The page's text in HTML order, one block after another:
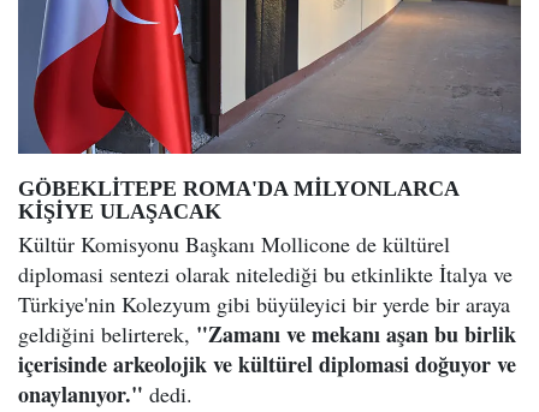
GÖBEKLİTEPE ROMA'DA MİLYONLARCA
KİŞİYE ULAŞACAK
Kültür Komisyonu Başkanı Mollicone de kültürel
diplomasi sentezi olarak nitelediği bu etkinlikte İtalya ve
Türkiye'nin Kolezyum gibi büyüleyici bir yerde bir araya
geldiğini belirterek, "Zamanı ve mekanı aşan bu birlik
içerisinde arkeolojik ve kültürel diplomasi doğuyor ve
onaylanıyor." dedi.